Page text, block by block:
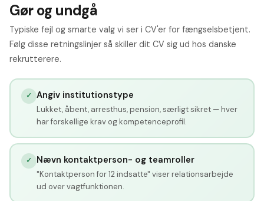
Gør og undgå
Typiske fejl og smarte valg vi ser i CV'er for fængselsbetjent.
Følg disse retningslinjer så skiller dit CV sig ud hos danske
rekrutterere.
✓ Angiv institutionstype
Lukket, åbent, arresthus, pension, særligt sikret — hver
har forskellige krav og kompetenceprofil.
✓ Nævn kontaktperson- og teamroller
"Kontaktperson for 12 indsatte" viser relationsarbejde
ud over vagtfunktionen.